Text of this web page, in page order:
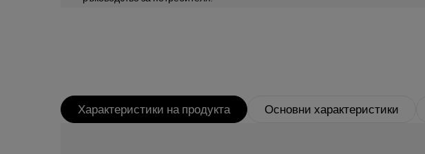
Характеристики на продукта Основни характеристики